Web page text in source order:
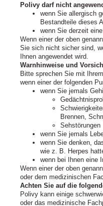
Polivy darf nicht
wenn Sie allergisch
Bestandteile dieses
wenn Sie derzeit
Wenn einer der oben
Sie sich nicht sicher sind,
Ihnen angewendet wird.
Warnhinweise und
Bitte sprechen Sie mit
wenn einer der folgenden
wenn Sie jemals
Brennen,
Sehstörungen
wenn Sie jemals
wenn Sie denken,
wie z. B. Herpes
wenn bei Ihnen eine
Wenn einer der oben
oder dem medizinischen
Achten Sie auf die
Polivy kann einige
oder das medizinische